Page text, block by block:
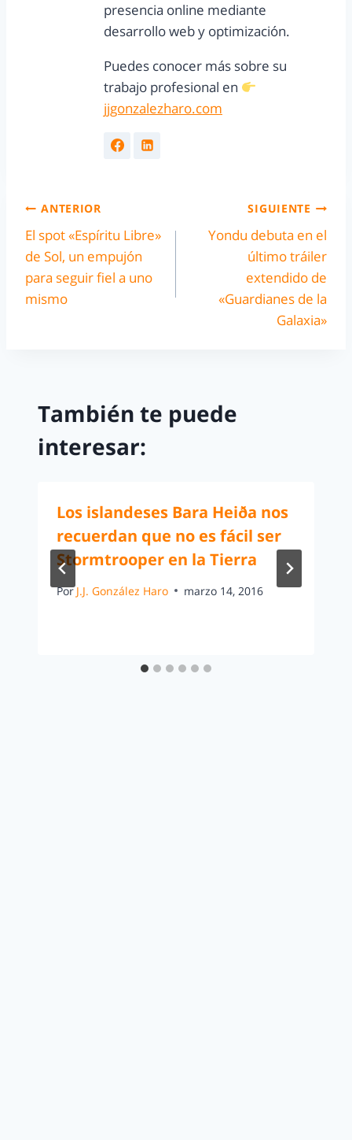
presencia online mediante
desarrollo web y optimización.
Puedes conocer más sobre su
trabajo profesional en
jjgonzalezharo.com
ANTERIOR
El spot «Espíritu Libre»
de Sol, un empujón
para seguir fiel a uno
mismo
SIGUIENTE
Yondu debuta en el
último tráiler
extendido de
«Guardianes de la
Galaxia»
También te puede
interesar:
Los islandeses Bara Heiða nos
recuerdan que no es fácil ser
Stormtrooper en la Tierra
Por J.J. González Haro marzo 14, 2016